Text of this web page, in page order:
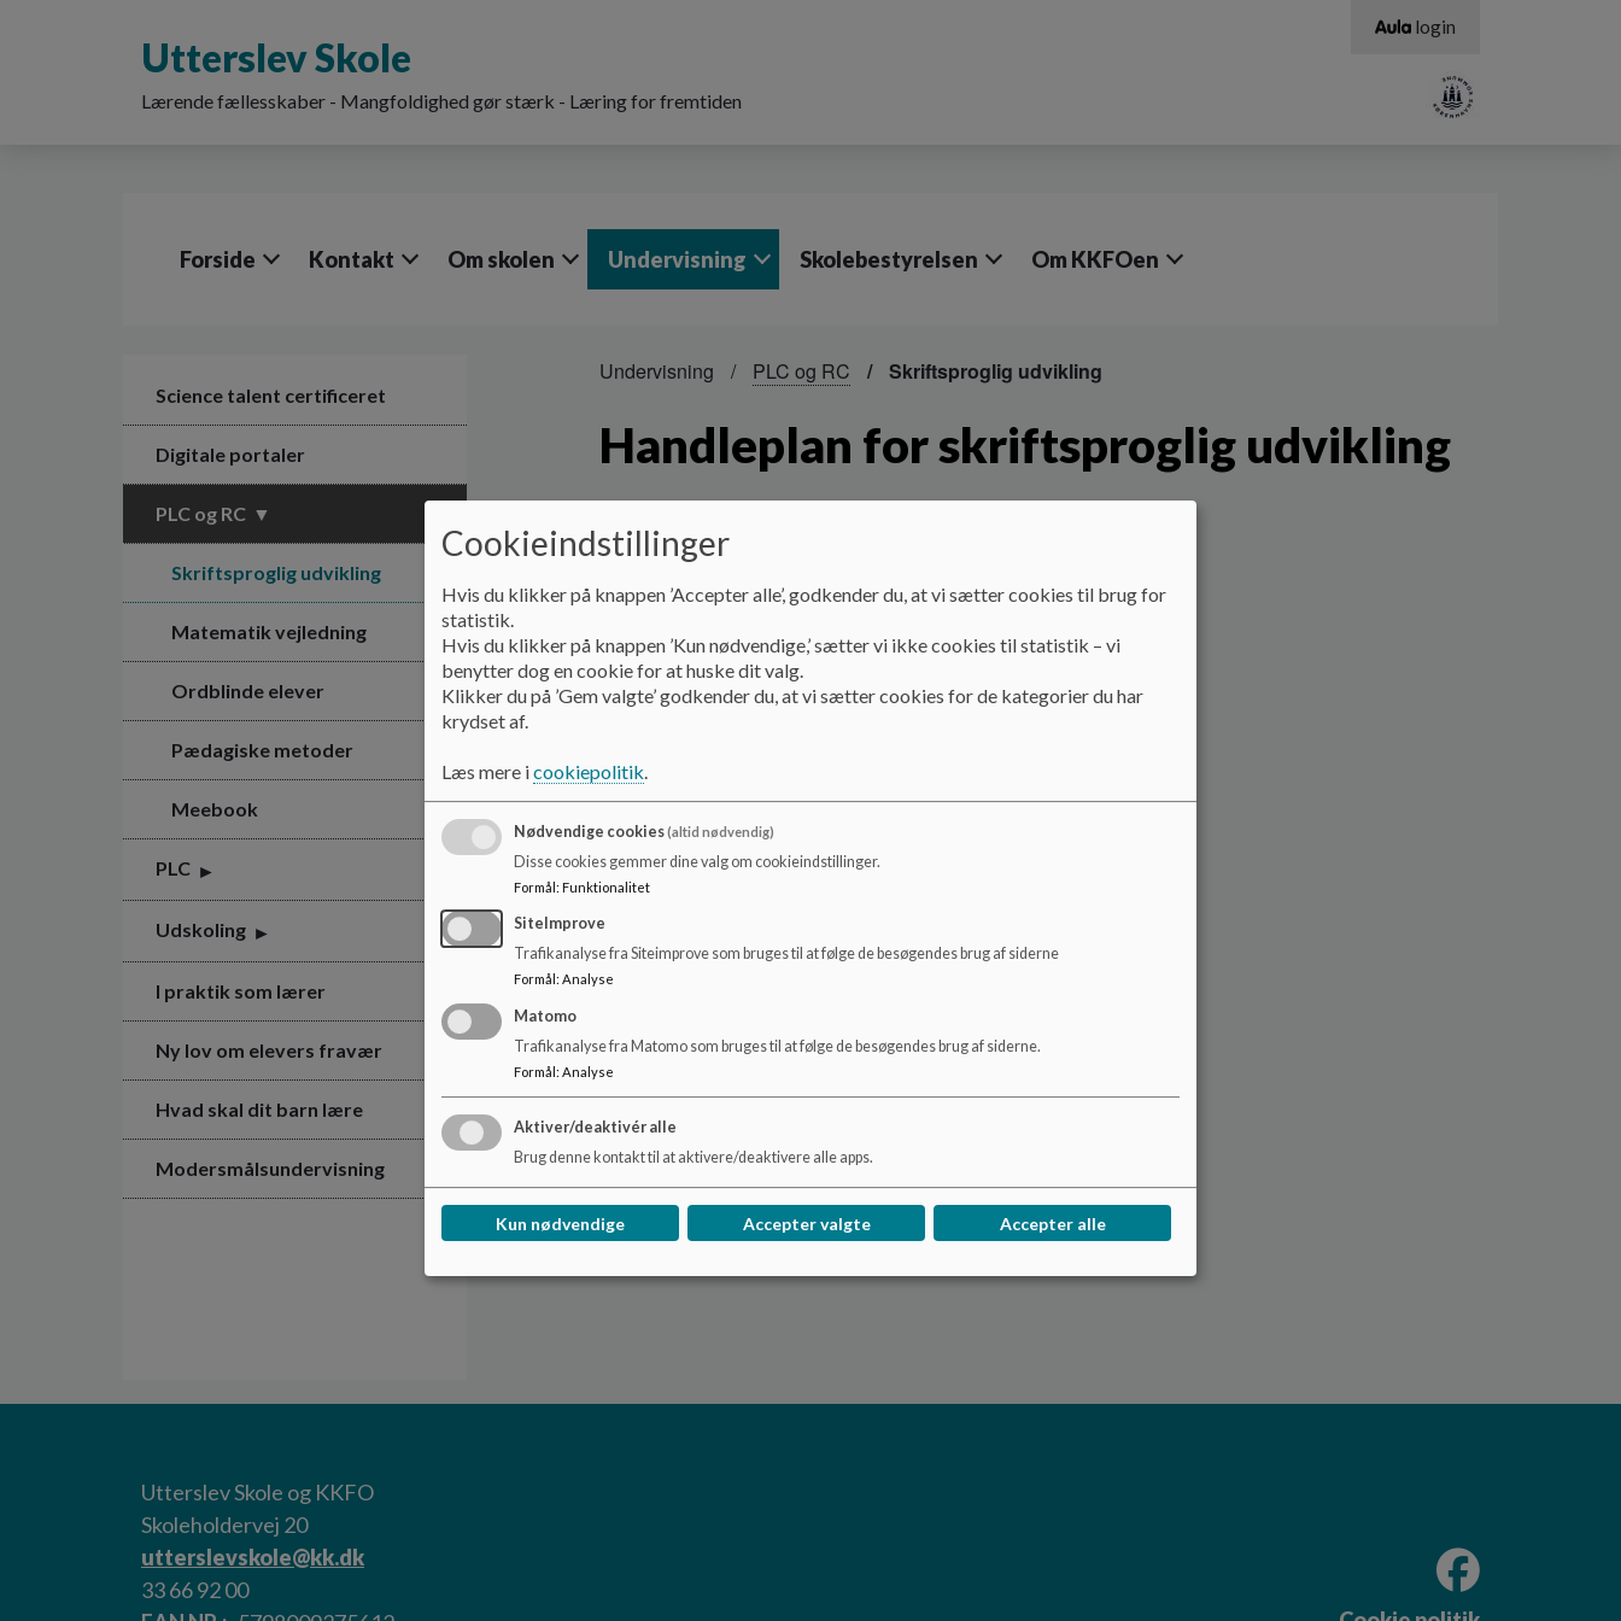
Utterslev Skole
Lærende fællesskaber - Mangfoldighed gør stærk - Læring for fremtiden
login
Forside Kontakt Om skolen Undervisning Skolebestyrelsen Om KKFOen
Science talent certificeret
Digitale portaler
PLC og RC
Skriftsproglig udvikling
Matematik vejledning
Ordblinde elever
Pædagiske metoder
Meebook
PLC
Udskoling
I praktik som lærer
Ny lov om elevers fravær
Hvad skal dit barn lære
Modersmålsundervisning
Undervisning PLC og RC Skriftsproglig udvikling
Handleplan for skriftsproglig udvikling
Dokumenter
Handleplan for skriftsproglig udvikling Utterslev Skole 2018.pdf
Utterslev Skole og KKFO
Skoleholdervej 20
utterslevskole@kk.dk
33 66 92 00
Cookieindstillinger
Hvis du klikker på knappen ’Accepter alle’, godkender du, at vi sætter cookies til brug for
statistik.
Hvis du klikker på knappen ’Kun nødvendige,’ sætter vi ikke cookies til statistik – vi
benytter dog en cookie for at huske dit valg.
Klikker du på ’Gem valgte’ godkender du, at vi sætter cookies for de kategorier du har
krydset af.
Læs mere icookiepolitik.
Nødvendige cookies(altid nødvendig)
Disse cookies gemmer dine valg om cookieindstillinger.
Formål: Funktionalitet
SiteImprove
Trafikanalyse fra Siteimprove som bruges til at følge de besøgendes brug af siderne
Formål : Analyse
Matomo
Trafikanalyse fra Matomo som bruges til at følge de besøgendes brug af siderne.
Formål : Analyse
Aktiver/deaktivér alle
Brug denne kontakt til at aktivere/deaktivere alle apps.
Kun nødvendige Accepter valgte Accepter alle